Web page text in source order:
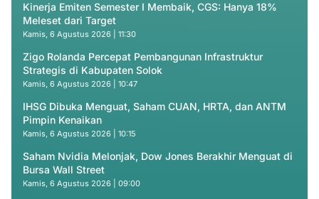
Kinerja Emiten Semester I Membaik, CGS: Hanya 18%
Meleset dari Target
Kamis, 6 Agustus 2026 | 11:30
Zigo Rolanda Percepat Pembangunan Infrastruktur
Strategis di Kabupaten Solok
Kamis, 6 Agustus 2026 | 10:47
IHSG Dibuka Menguat, Saham CUAN, HRTA, dan ANTM
Pimpin Kenaikan
Kamis, 6 Agustus 2026 | 10:15
Saham Nvidia Melonjak, Dow Jones Berakhir Menguat di
Bursa Wall Street
Kamis, 6 Agustus 2026 | 09:00